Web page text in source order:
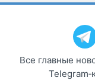
Все главные